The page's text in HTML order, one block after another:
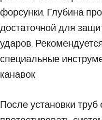
форсунки. Глубина
достаточной для
ударов.
специальные
канавок.
После установки